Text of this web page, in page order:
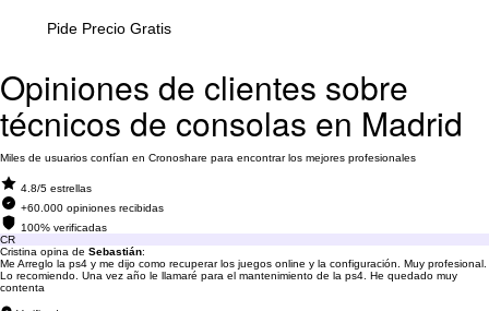
Pide Precio Gratis
Opiniones de clientes sobre
técnicos de consolas en Madrid
Miles de usuarios confían en Cronoshare para encontrar los mejores profesionales
4.8/5 estrellas
+60.000 opiniones recibidas
100% verificadas
CR
Cristina opina de Sebastián:
Me Arreglo la ps4 y me dijo como recuperar los juegos online y la configuración. Muy profesional.
Lo recomiendo. Una vez año le llamaré para el mantenimiento de la ps4. He quedado muy
contenta